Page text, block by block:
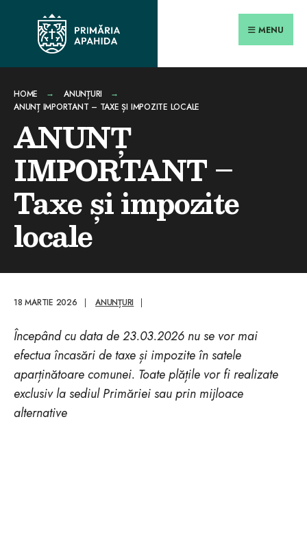
content
MENU
HOME
ANUNȚURI
ANUNȚ IMPORTANT – TAXE ȘI IMPOZITE LOCALE
ANUNȚ
IMPORTANT –
Taxe și impozite
locale
18 MARTIE 2026 | ANUNȚURI |
Începând cu data de 23.03.2026 nu se vor mai
efectua încasări de taxe și impozite în satele
aparținătoare comunei. Toate plățile vor fi realizate
exclusiv la sediul Primăriei sau prin mijloace
alternative
for:
Close